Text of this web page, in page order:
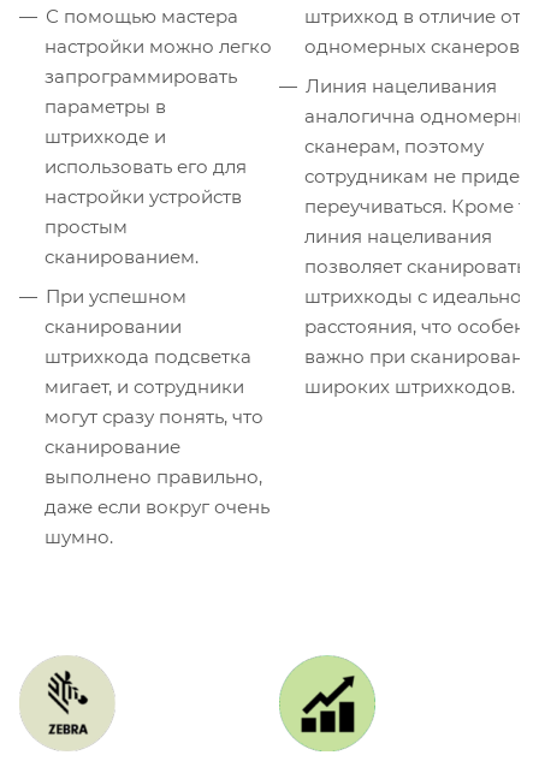
С помощью мастера
настройки можно легко
запрограммировать
параметры в
штрихкоде и
использовать его для
настройки устройств
простым
сканированием.
При успешном
сканировании
штрихкода подсветка
мигает, и сотрудники
могут сразу понять, что
сканирование
выполнено правильно,
даже если вокруг очень
шумно.
штрихкод в отличие от
одномерных сканеров.
Линия нацеливания
аналогична
сканерам, поэтому
сотрудникам не
переучиваться. Кроме
линия нацеливания
позволяет сканировать
штрихкоды с
расстояния, что
важно при
широких штрихкодов.